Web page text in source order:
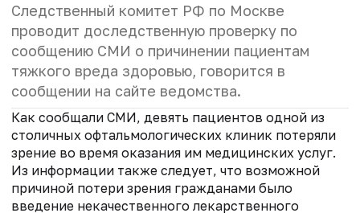
Следственный комитет РФ по Москве
проводит доследственную проверку по
сообщению СМИ о причинении пациентам
тяжкого вреда здоровью, говорится в
сообщении на сайте ведомства.
Как сообщали СМИ, девять пациентов одной из
столичных офтальмологических клиник потеряли
зрение во время оказания им медицинских услуг.
Из информации также следует, что возможной
причиной потери зрения гражданами было
введение некачественного лекарственного